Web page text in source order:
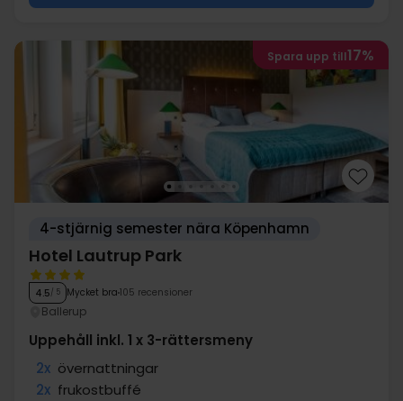
Spara upp till17%
4-stjärnig semester nära Köpenhamn
Hotel Lautrup Park
4.5/ 5 Mycket bra 105 recensioner
Ballerup
Uppehåll inkl. 1 x 3-rättersmeny
2x övernattningar
2x frukostbuffé